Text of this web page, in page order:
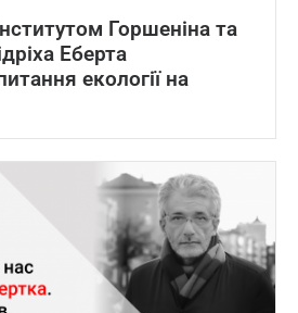
Горшеніна та
Еберта
екології на